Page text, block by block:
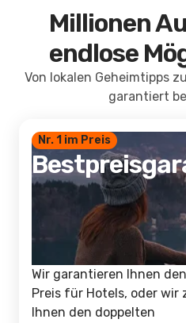
Millionen
endlose
Von lokalen Geheimtipps
garantiert
Nr. 1 im Preis
Wir garantieren Ihnen
Preis für Hotels, oder wir
Ihnen den doppelten